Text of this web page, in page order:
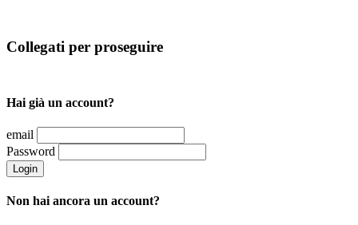
Collegati per proseguire
Hai già un account?
email
Password
Login
Non hai ancora un account?